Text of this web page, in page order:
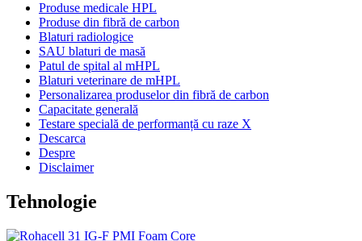
Produse medicale HPL
Produse din fibră de carbon
Blaturi radiologice
SAU blaturi de masă
Patul de spital al mHPL
Blaturi veterinare de mHPL
Personalizarea produselor din fibră de carbon
Capacitate generală
Testare specială de performanță cu raze X
Descarca
Despre
Disclaimer
Tehnologie